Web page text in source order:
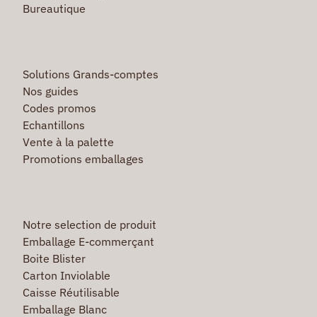
Bureautique
Solutions Grands-comptes
Nos guides
Codes promos
Echantillons
Vente à la palette
Promotions emballages
Notre selection de produit
Emballage E-commerçant
Boite Blister
Carton Inviolable
Caisse Réutilisable
Emballage Blanc